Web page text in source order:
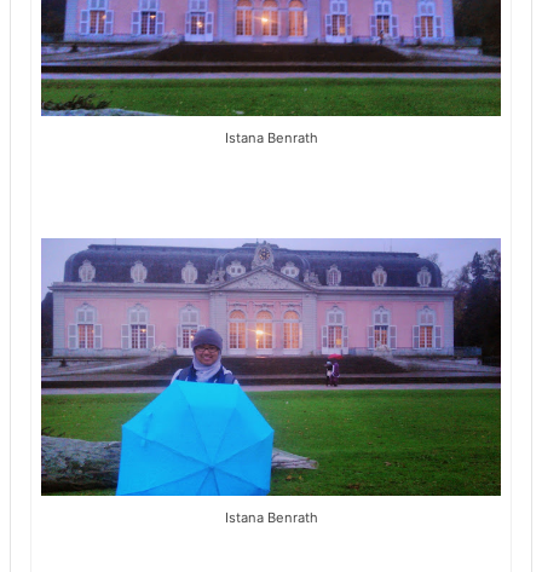
Istana Benrath
Istana Benrath